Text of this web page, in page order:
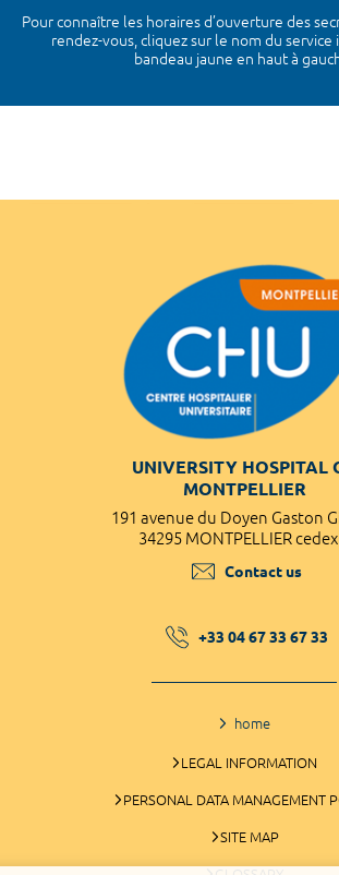
Pour connaître les horaires d’ouverture des
rendez-vous, cliquez sur le nom du service
bandeau jaune en haut à
UNIVERSITY HOSPITAL
MONTPELLIER
191 avenue du Doyen Gaston
34295 MONTPELLIER
Contact us
+33 04 67 33 67 33
home
LEGAL INFORMATION
PERSONAL DATA MANAGEMENT
SITE MAP